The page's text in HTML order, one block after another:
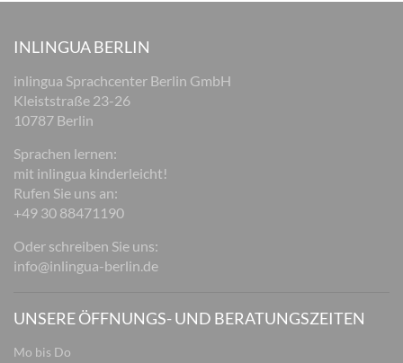
INLINGUA BERLIN
inlingua Sprachcenter Berlin GmbH
Kleiststraße 23-26
10787 Berlin
Sprachen lernen:
mit inlingua kinderleicht!
Rufen Sie uns an:
+49 30 88471190
Oder schreiben Sie uns:
info@inlingua-berlin.de
UNSERE ÖFFNUNGS- UND BERATUNGSZEITEN
Mo bis Do